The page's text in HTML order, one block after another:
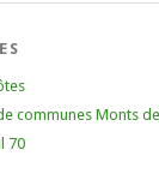
communes Monts
70